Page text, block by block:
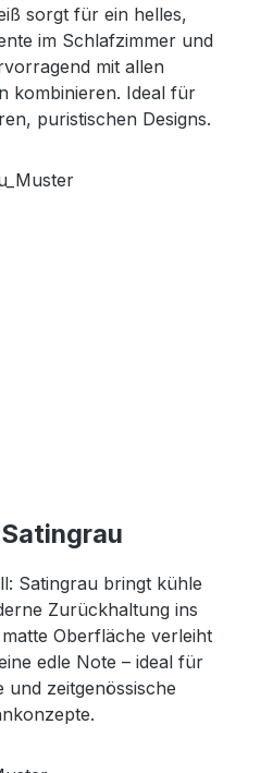
sorgt für ein helles,
im Schlafzimmer und
mit allen
kombinieren. Ideal für
puristischen Designs.
Satingrau bringt kühle
Zurückhaltung ins
Oberfläche verleiht
edle Note – ideal für
und zeitgenössische